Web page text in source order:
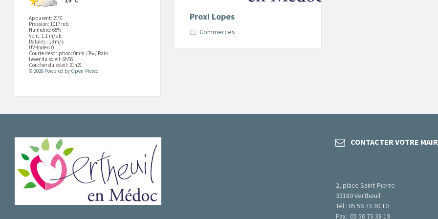
Proxi Lopes
Commerces
Apparent: 21°C
Pression: 1017 mb
Humidité: 65%
Vent: 1.1 m/s E
Rafales : 13 m/s
UV-Index: 0
Courte description: 0mm /3% / Rain
Lever du soleil: 6h56
Coucher du soleil: 21h21
© 2026 Powered by Open-Meteo
CONTACTER VOTRE
2, place Saint-Pierre
33180 Vertheuil
Tél : 05 56 73 30 10
Fax : 05 56 73 38 19